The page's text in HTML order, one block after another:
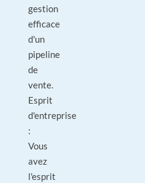
gestion
efficace
d'un
pipeline
de
vente.
Esprit
d'entreprise
:
Vous
avez
l'esprit